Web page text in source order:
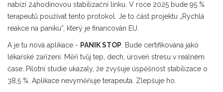
nabízí 24hodinovou stabilizační linku. V roce 2025 bude 95 %
terapeutů používat tento protokol. Je to část projektu „Rychlá
reakce na paniku“, který je financován EU.
A je tu nová aplikace - PANIK STOP . Bude certifikována jako
lékařské zařízení. Měří tvůj tep, dech, úroveň stresu v reálném
čase. Pilotní studie ukázaly, že zvyšuje úspěšnost stabilizace o
38,5 %. Aplikace nevyměňuje terapeuta. Zlepšuje ho.